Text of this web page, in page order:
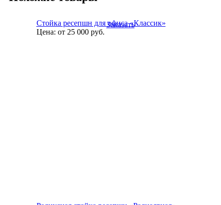
Стойка ресепшн для офиса «Классик»
Цена: от 25 000руб.
Заказать